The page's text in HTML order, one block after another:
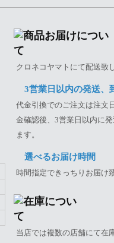
クロネコヤマトにて配送致
3営業日以内の発送、
代金引換でのご注文は注文
金確認後、3営業日以内に
ます。
選べるお届け時間
時間指定できっちりお届け
当店では複数の店舗にて在